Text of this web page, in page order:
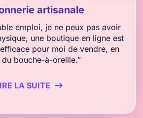
artisanale
emploi, je ne peux pas avoir
une boutique en ligne est
pour moi de vendre, en
du bouche-à-oreille.”
LA SUITE 